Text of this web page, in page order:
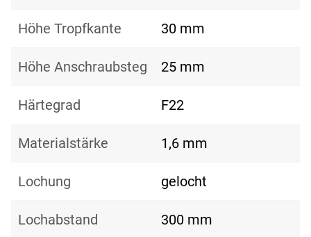
Höhe Tropfkante 30 mm
Höhe Anschraubsteg 25 mm
Härtegrad F22
Materialstärke 1,6 mm
Lochung gelocht
Lochabstand 300 mm